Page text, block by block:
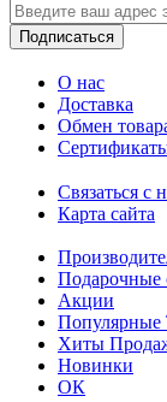
Подписаться
О нас
Доставка
Обмен
Связаться с
Карта сайта
Подарочные
Акции
Популярные
Хиты
Новинки
ОК